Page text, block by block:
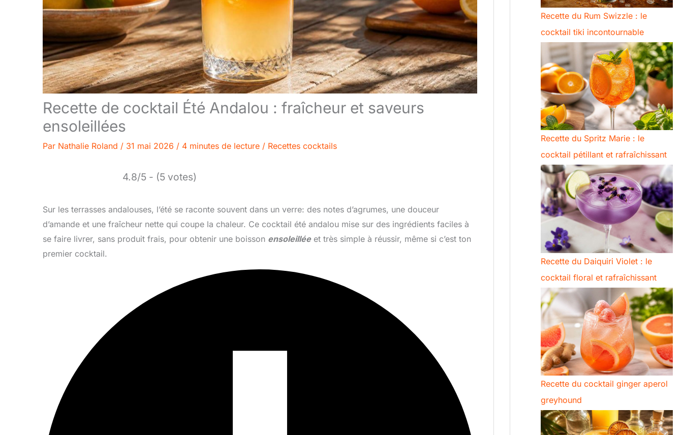
Recette de cocktail Été Andalou : fraîcheur et saveurs
ensoleillées
Par Nathalie Roland / 31 mai 2026 / 4 minutes de lecture / Recettes cocktails
4.8/5 - (5 votes)
Sur les terrasses andalouses, l’été se raconte souvent dans un verre: des notes d’agrumes, une douceur
d’amande et une fraîcheur nette qui coupe la chaleur. Ce cocktail été andalou mise sur des ingrédients faciles à
se faire livrer, sans produit frais, pour obtenir une boisson ensoleilléeet très simple à réussir, même si c’est ton
premier cocktail.
Recette du Rum Swizzle : le
cocktail tiki incontournable
Recette du Spritz Marie : le
cocktail pétillant et rafraîchissant
Recette du Daiquiri Violet : le
cocktail floral et rafraîchissant
Recette du cocktail ginger aperol
greyhound